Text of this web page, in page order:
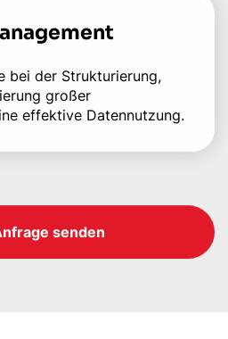
bei der Strukturierung,
großer
effektive Datennutzung.
senden